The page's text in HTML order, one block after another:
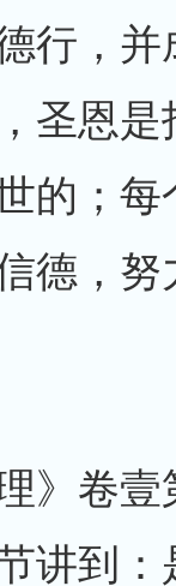
行，并
圣恩是
的；每
德，努
》卷壹
讲到：